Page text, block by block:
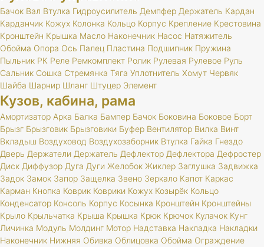
Бачок Вал Втулка Гидроусилитель Демпфер Держатель Кардан
Карданчик Кожух Колонка Кольцо Корпус Крепление Крестовина
Кронштейн Крышка Масло Наконечник Насос Натяжитель
Обойма Опора Ось Палец Пластина Подшипник Пружина
Пыльник РК Реле Ремкомплект Ролик Рулевая Рулевое Руль
Сальник Сошка Стремянка Тяга Уплотнитель Хомут Червяк
Шайба Шарнир Шланг Штуцер Элемент
Кузов, кабина, рама
Амортизатор Арка Балка Бампер Бачок Боковина Боковое Борт
Брызг Брызговик Брызговики Буфер Вентилятор Вилка Винт
Вкладыш Воздуховод Воздухозаборник Втулка Гайка Гнездо
Дверь Держатели Держатель Дефлектор Дефлектора Дефростер
Диск Диффузор Дуга Дуги Желобок Жиклер Заглушка Задвижка
Задок Замок Запор Защелка Звено Зеркало Капот Каркас
Карман Кнопка Коврик Коврики Кожух Козырёк Кольцо
Конденсатор Консоль Корпус Косынка Кронштейн Кронштейны
Крыло Крыльчатка Крыша Крышка Крюк Крючок Кулачок Кунг
Личинка Модуль Молдинг Мотор Надставка Накладка Накладки
Наконечник Нижняя Обивка Облицовка Обойма Ограждение